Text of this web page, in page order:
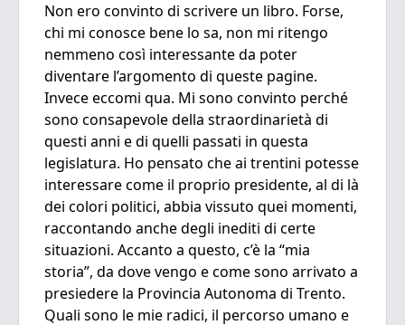
Non ero convinto di scrivere un libro. Forse,
chi mi conosce bene lo sa, non mi ritengo
nemmeno così interessante da poter
diventare l’argomento di queste pagine.
Invece eccomi qua. Mi sono convinto perché
sono consapevole della straordinarietà di
questi anni e di quelli passati in questa
legislatura. Ho pensato che ai trentini potesse
interessare come il proprio presidente, al di là
dei colori politici, abbia vissuto quei momenti,
raccontando anche degli inediti di certe
situazioni. Accanto a questo, c’è la “mia
storia”, da dove vengo e come sono arrivato a
presiedere la Provincia Autonoma di Trento.
Quali sono le mie radici, il percorso umano e